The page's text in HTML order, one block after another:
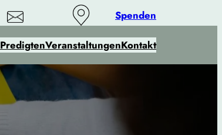
Spenden
PredigtenVeranstaltungenKontakt